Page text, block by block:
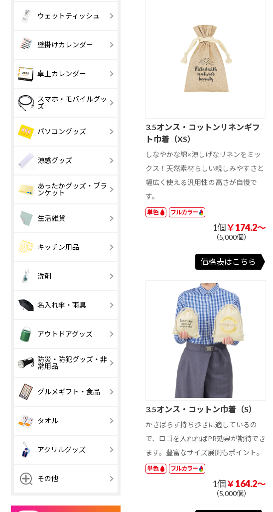
レーザー彫刻
【激安】30 円
以下
31 ～ 100 円 101 ～ 200 円
201 ～ 300 円
四角
レーザー彫刻
【激安】100 円
以下
101 ～ 200 円
ウェットティッシュ
壁掛けカレンダー
写真入りスケジ
ュール
住まい・建物 タレント・人物
ダー
レギュラー コンパクト
2か月表示
101 ～ 200 円
卓上カレンダー
外国風景・海 ペット・動物 花・ガーデン
開運・格言
車・スポーツ・
趣味
ンダー
小さめ 普通
日付大きい 前後月あり
CDケース
2か月表示 3か月表示
101 ～ 200 円
501 円以上
スマホ・モバイルグッ
ズ
パソコングッズ
涼感グッズ
涼感・冷感タオ
ル
アイスおしぼり
ボディーシー
あったかグッズ・ブラ
ンケット
生活雑貨
ハンドクリーム
美容・マッサー
スポンジ
その他
101 ～ 200 円
キッチン用品
容器・保存
クロス・スポン
101 ～ 200 円 201 ～ 300 円
洗剤
名入れ傘・雨具
傘カバー・雨具
アウトドアグッズ
防災・防犯グッズ・非
常用品
グルメギフト・食品
ーツ
チョコレート 鍋つゆ
タオル
アクリルグッズ
アクリルキーホ
アクリルキーホ
ルダー ナスカン
ーホルダー ボー
ルチェーン
その他
3.5オンス・コットンリネンギフ
ト巾着（XS）
しなやかな綿×涼しげなリネンをミッ
クス！天然素材らしい親しみやすさと
幅広く使える汎用性の高さが自慢で
す。
単色 フルカラー
1個￥174.2～
（5,000個）
価格表はこちら
3.5オンス・コットン巾着（S）
かさばらず持ち歩きに適しているの
で、ロゴを入れればPR効果が期待でき
ます。豊富なサイズ展開もポイント。
単色 フルカラー
1個￥164.2～
（5,000個）